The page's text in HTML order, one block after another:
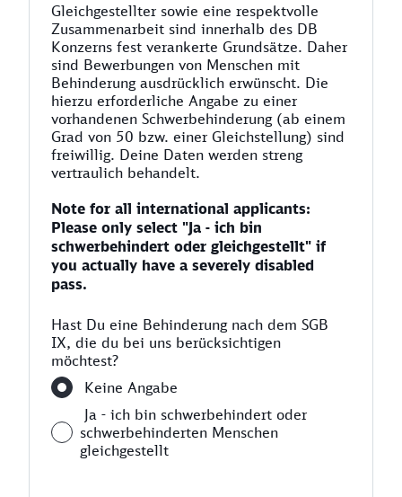
Gleichgestellter sowie eine respektvolle
Zusammenarbeit sind innerhalb des DB
Konzerns fest verankerte Grundsätze. Daher
sind Bewerbungen von Menschen mit
Behinderung ausdrücklich erwünscht. Die
hierzu erforderliche Angabe zu einer
vorhandenen Schwerbehinderung (ab einem
Grad von 50 bzw. einer Gleichstellung) sind
freiwillig. Deine Daten werden streng
vertraulich behandelt.
Note for all international applicants:
Please only select "Ja - ich bin
schwerbehindert oder gleichgestellt" if
you actually have a severely disabled
pass.
Hast Du eine Behinderung nach dem SGB
IX, die du bei uns berücksichtigen
möchtest?
Keine Angabe
Ja - ich bin schwerbehindert oder
schwerbehinderten Menschen
gleichgestellt